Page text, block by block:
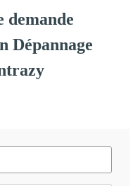
Dépannage